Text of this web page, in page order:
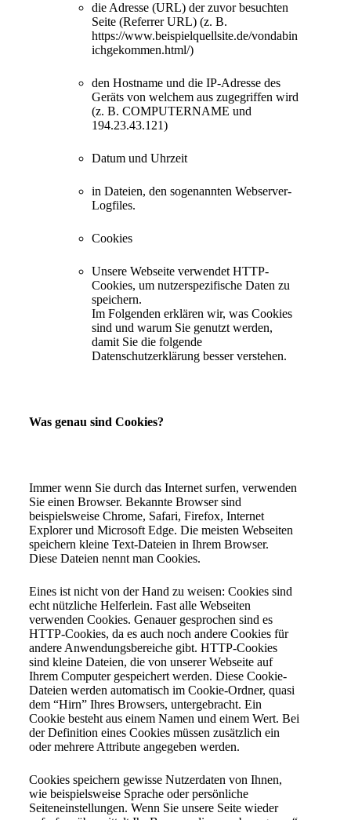
die Adresse (URL) der zuvor besuchten
Seite (Referrer URL) (z. B.
https://www.beispielquellsite.de/vondabin
ichgekommen.html/)
den Hostname und die IP-Adresse des
Geräts von welchem aus zugegriffen wird
(z. B. COMPUTERNAME und
194.23.43.121)
Datum und Uhrzeit
in Dateien, den sogenannten Webserver-
Logfiles.
Cookies
Unsere Webseite verwendet HTTP-
Cookies, um nutzerspezifische Daten zu
speichern.
Im Folgenden erklären wir, was Cookies
sind und warum Sie genutzt werden,
damit Sie die folgende
Datenschutzerklärung besser verstehen.
Was genau sind Cookies?
Immer wenn Sie durch das Internet surfen, verwenden
Sie einen Browser. Bekannte Browser sind
beispielsweise Chrome, Safari, Firefox, Internet
Explorer und Microsoft Edge. Die meisten Webseiten
speichern kleine Text-Dateien in Ihrem Browser.
Diese Dateien nennt man Cookies.
Eines ist nicht von der Hand zu weisen: Cookies sind
echt nützliche Helferlein. Fast alle Webseiten
verwenden Cookies. Genauer gesprochen sind es
HTTP-Cookies, da es auch noch andere Cookies für
andere Anwendungsbereiche gibt. HTTP-Cookies
sind kleine Dateien, die von unserer Webseite auf
Ihrem Computer gespeichert werden. Diese Cookie-
Dateien werden automatisch im Cookie-Ordner, quasi
dem “Hirn” Ihres Browsers, untergebracht. Ein
Cookie besteht aus einem Namen und einem Wert. Bei
der Definition eines Cookies müssen zusätzlich ein
oder mehrere Attribute angegeben werden.
Cookies speichern gewisse Nutzerdaten von Ihnen,
wie beispielsweise Sprache oder persönliche
Seiteneinstellungen. Wenn Sie unsere Seite wieder